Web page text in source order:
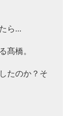
ら…
髙橋。
たのか？そ